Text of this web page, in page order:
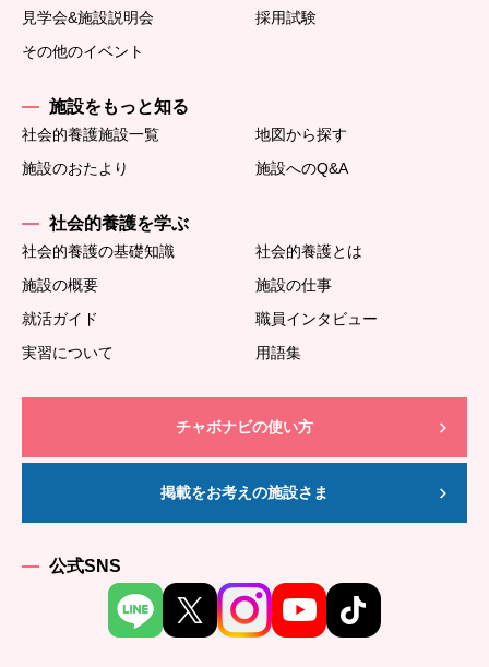
見学会&施設説明会
採用試験
その他のイベント
施設をもっと知る
社会的養護施設一覧
地図から探す
施設のおたより
施設へのQ&A
社会的養護を学ぶ
社会的養護の基礎知識
社会的養護とは
施設の概要
施設の仕事
就活ガイド
職員インタビュー
実習について
用語集
チャボナビの使い方
掲載をお考えの施設さま
公式SNS